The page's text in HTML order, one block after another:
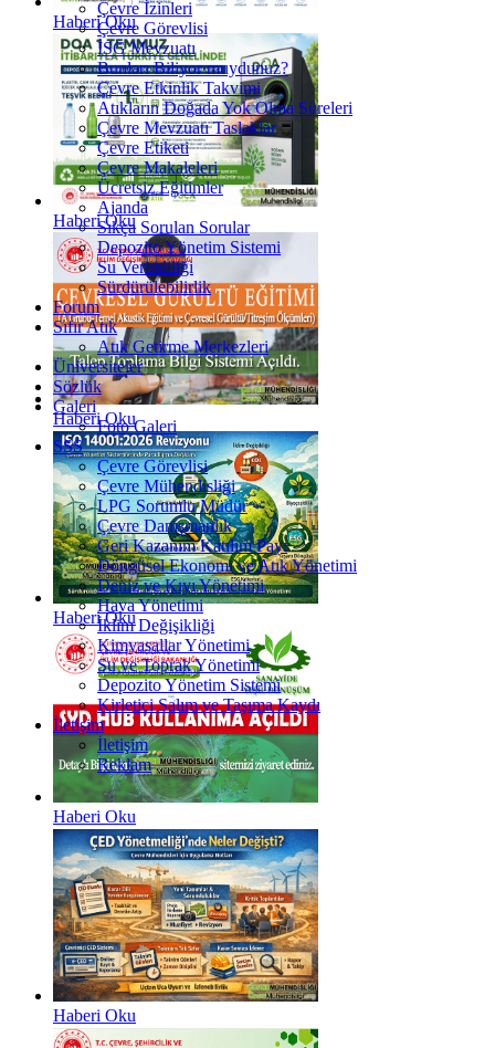
Haberi Oku
Haberi Oku
Haberi Oku
Haberi Oku
Haberi Oku
Haberi Oku
Çevre İzinleri
Çevre Görevlisi
İSG Mevzuatı
Bunları Biliyor muydunuz?
Çevre Etkinlik Takvimi
Atıkların Doğada Yok Olma Süreleri
Çevre Mevzuatı Taslaklar
Çevre Etiketi
Çevre Makaleleri
Ücretsiz Eğitimler
Ajanda
Sıkça Sorulan Sorular
Depozito Yönetim Sistemi
Su Verimliliği
Sürdürülebilirlik
Forum
Sıfır Atık
Atık Getirme Merkezleri
Üniversiteler
Sözlük
Galeri
Foto Galeri
SSS
Çevre Görevlisi
Çevre Mühendisliği
LPG Sorumlu Müdür
Çevre Danışmanlık
Geri Kazanım Katılım Payı
Döngüsel Ekonomi ve Atık Yönetimi
Deniz ve Kıyı Yönetimi
Hava Yönetimi
İklim Değişikliği
Kimyasallar Yönetimi
Su ve Toprak Yönetimi
Depozito Yönetim Sistemi
Kirletici Salım ve Taşıma Kaydı
İletişim
İletişim
Reklam